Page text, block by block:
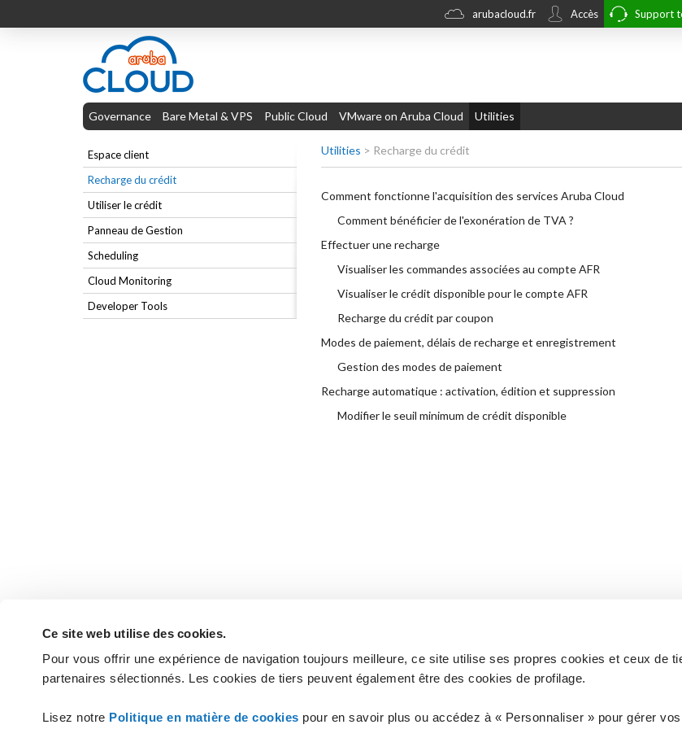
Ce site web utilise des cookies.
Pour vous offrir une expérience de navigation toujours meilleure, ce site utilise ses propres cookies et ceux de
partenaires sélectionnés. Les cookies de tiers peuvent également être des cookies de profilage.
Lisez notre Politique en matière de cookies pour en savoir plus ou accédez à « Personnaliser » pour gérer
arubacloud.fr Accès Support
Governance Bare Metal & VPS Public Cloud VMware on Aruba Cloud Utilities
Espace client
Recharge du crédit
Utiliser le crédit
Panneau de Gestion
Scheduling
Cloud Monitoring
Developer Tools
Utilities > Recharge du crédit
Comment fonctionne l'acquisition des services Aruba Cloud
Comment bénéficier de l'exonération de TVA ?
Effectuer une recharge
Visualiser les commandes associées au compte AFR
Visualiser le crédit disponible pour le compte AFR
Recharge du crédit par coupon
Modes de paiement, délais de recharge et enregistrement
Gestion des modes de paiement
Recharge automatique : activation, édition et suppression
Modifier le seuil minimum de crédit disponible
Vous n'avez pas trouvé les réponses à vos questions ?
CONTACTEZ L'ASSISTANCE
Vous n'êtes pas